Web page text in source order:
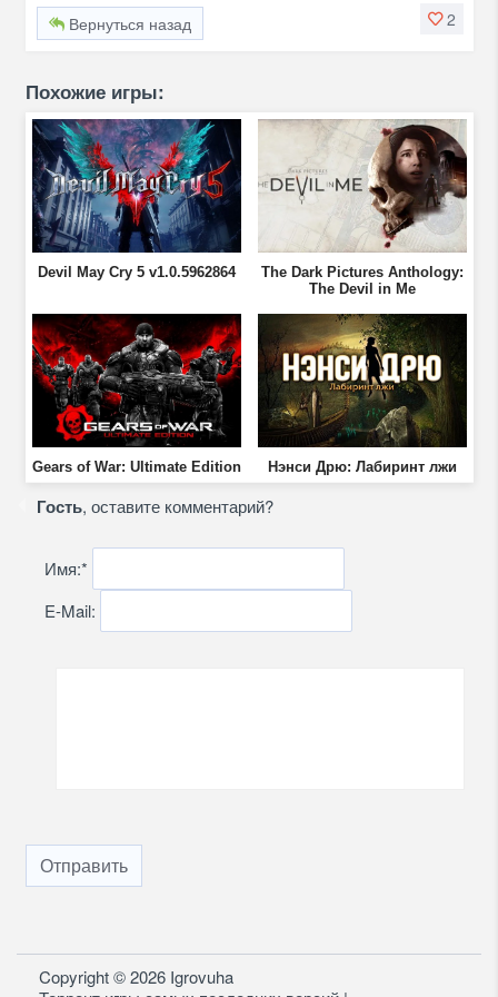
2
Вернуться назад
Похожие игры:
Devil May Cry 5 v1.0.5962864
The Dark Pictures Anthology:
The Devil in Me
Gears of War: Ultimate Edition Нэнси Дрю: Лабиринт лжи
Гость, оставите комментарий?
Имя:*
E-Mail:
Отправить
Copyright © 2026 Igrovuha